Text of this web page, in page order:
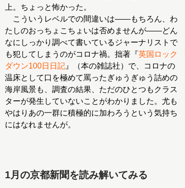
上。ちょっと怖かった。
こういうレベルでの間違いは――もちろん、わ
たしのおっちょこちょいは否めませんが――どん
なにしっかり調べて書いているジャーナリストで
も犯してしまうのがコロナ禍。拙著『英国ロック
ダウン100日日記 』（本の雑誌社）で、コロナの
温床として口を極めて罵ったぎゅうぎゅう詰めの
海岸風景も、調査の結果、ただのひとつもクラス
ターが発生していないことがわかりました。尤も
やはりあの一群に積極的に加わろうという気持ち
にはなれませんが。
1月の京都新聞を読み解いてみる